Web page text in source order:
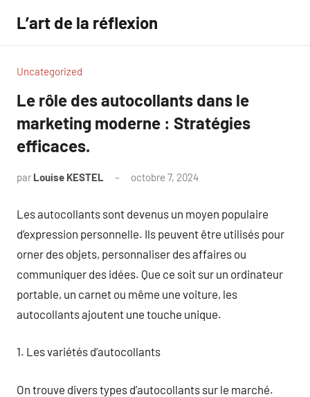
contenu
L’art de la réflexion
Uncategorized
Le rôle des autocollants dans le
marketing moderne : Stratégies
efficaces.
par Louise KESTEL octobre 7, 2024
Les autocollants sont devenus un moyen populaire
d’expression personnelle. Ils peuvent être utilisés pour
orner des objets, personnaliser des affaires ou
communiquer des idées. Que ce soit sur un ordinateur
portable, un carnet ou même une voiture, les
autocollants ajoutent une touche unique.
1. Les variétés d’autocollants
On trouve divers types d’autocollants sur le marché.